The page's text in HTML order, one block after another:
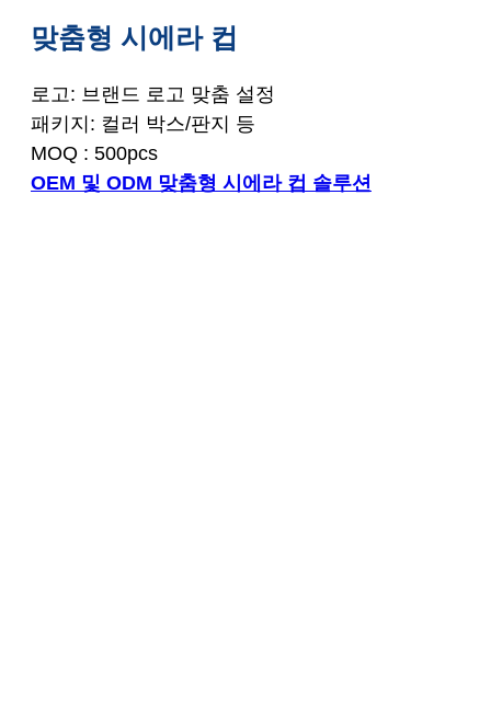
맞춤형 시에라 컵
로고: 브랜드 로고 맞춤 설정
패키지: 컬러 박스/판지 등
MOQ : 500pcs
OEM 및 ODM 맞춤형 시에라 컵 솔루션